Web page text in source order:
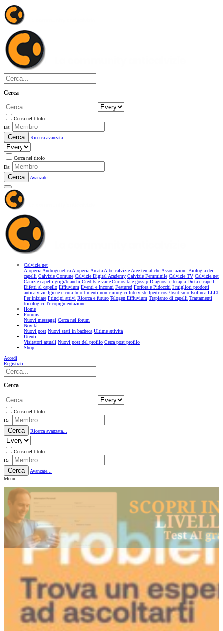
Cerca
Cerca nel titolo
Da:
Cerca Ricerca avanzata...
Cerca nel titolo
Da:
Cerca Avanzate...
Calvizie.net
Alopecia AndrogeneticaAlopecia AreataAltre calvizieAree tematicheAssociazioni Biologia dei
capelli Calvizie Comune Calvizie Digital Academy Calvizie Femminile Calvizie TV Calvizie.net
Canizie capelli grigi/bianchi Credits e varie Curiosità e gossip Diagnosi e terapia Dieta e capelli
Difetti al capello Effluvium Eventi e Incontri Featured Forfora e Pidocchi I migliori prodotti
anticalvizie Igiene e cura Infoltimenti non chirurgici Interviste Ipertricosi/Irsutismo Isolinea LLLT
Per iniziare Principi attivi Ricerca e futuro Telogen Effluvium Trapianto di capelli Trattamenti
tricologici Tricopigmentazione
Home
Forums
Nuovi messaggi Cerca nel forum
Novità
Nuovi post Nuovi stati in bacheca Ultime attività
Utenti
Visitatori attuali Nuovi post del profilo Cerca post profilo
Shop
Accedi
Registrati
Cerca
Cerca nel titolo
Da:
Cerca Ricerca avanzata...
Cerca nel titolo
Da:
Cerca
Avanzate...
Menu